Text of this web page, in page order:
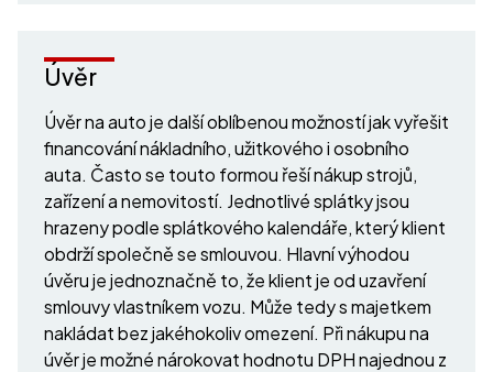
Úvěr
Úvěr na auto je další oblíbenou možností jak vyřešit
financování nákladního, užitkového i osobního
auta. Často se touto formou řeší nákup strojů,
zařízení a nemovitostí. Jednotlivé splátky jsou
hrazeny podle splátkového kalendáře, který klient
obdrží společně se smlouvou. Hlavní výhodou
úvěru je jednoznačně to, že klient je od uzavření
smlouvy vlastníkem vozu. Může tedy s majetkem
nakládat bez jakéhokoliv omezení. Při nákupu na
úvěr je možné nárokovat hodnotu DPH najednou z